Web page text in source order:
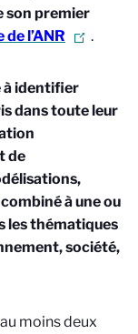
son premier
l’ANR .
à identifier
dans toute leur
de
à une ou
les thématiques
société,
moins deux